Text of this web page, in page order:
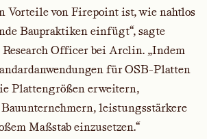
Vorteile von Firepoint ist, wie nahtlos
Baupraktiken einfügt“, sagte
Officer bei Arclin. „Indem
für OSB-Platten
Plattengrößen erweitern,
leistungsstärkere
Maßstab einzusetzen.“